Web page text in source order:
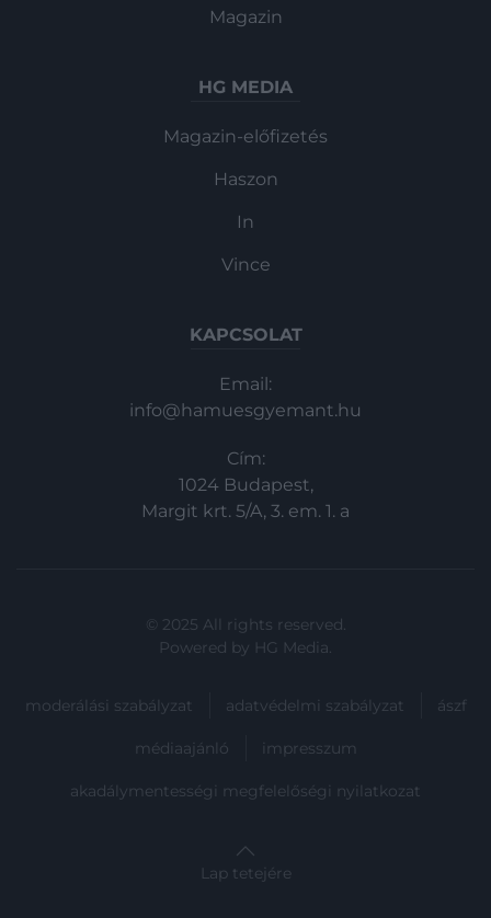
Magazin
HG MEDIA
Magazin-előfizetés
Haszon
In
Vince
KAPCSOLAT
Email:
info@hamuesgyemant.hu
Cím:
1024 Budapest,
Margit krt. 5/A, 3. em. 1. a
© 2025 All rights reserved.
Powered by HG Media.
moderálási szabályzat adatvédelmi szabályzat ászf
médiaajánló impresszum
akadálymentességi megfelelőségi nyilatkozat
Lap tetejére